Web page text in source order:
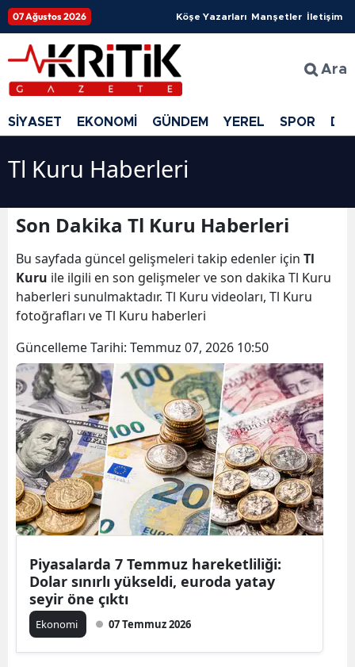
07 Ağustos 2026 Köşe Yazarları Manşetler İletişim
Ara
SİYASET EKONOMİ GÜNDEM YEREL SPOR
Tl Kuru Haberleri
Son Dakika Tl Kuru Haberleri
Bu sayfada güncel gelişmeleri takip edenler için Tl
Kuru ile ilgili en son gelişmeler ve son dakika Tl Kuru
haberleri sunulmaktadır. Tl Kuru videoları, Tl Kuru
fotoğrafları ve Tl Kuru haberleri
Güncelleme Tarihi: Temmuz 07, 2026 10:50
Piyasalarda 7 Temmuz hareketliliği:
Dolar sınırlı yükseldi, euroda yatay
seyir öne çıktı
Ekonomi 07 Temmuz 2026